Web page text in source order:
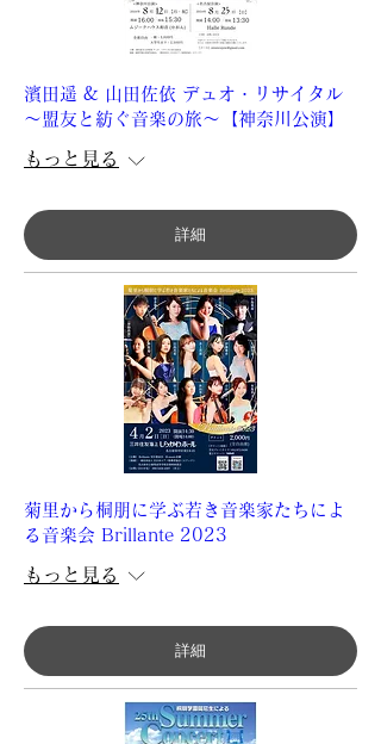
濱田遥 & 山田佐依 デュオ・リサイタル
～盟友と紡ぐ音楽の旅～【神奈川公演】
もっと見る
詳細
菊里から桐朋に学ぶ若き音楽家たちによ
る音楽会 Brillante 2023
もっと見る
詳細